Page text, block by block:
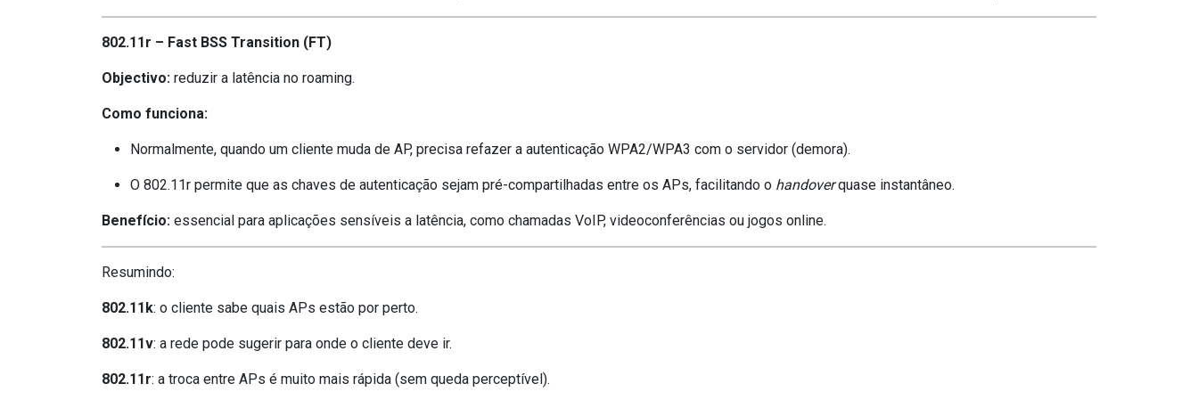
802.11r – Fast BSS Transition (FT)
Objectivo: reduzir a latência no roaming.
Como funciona:
Normalmente, quando um cliente muda de AP, precisa refazer a autenticação WPA2/WPA3 com o servidor (demora).
O 802.11r permite que as chaves de autenticação sejam pré-compartilhadas entre os APs, facilitando o handoverquase instantâneo.
Benefício: essencial para aplicações sensíveis a latência, como chamadas VoIP, videoconferências ou jogos online.
Resumindo:
802.11k: o cliente sabe quais APs estão por perto.
802.11v: a rede pode sugerir para onde o cliente deve ir.
802.11r: a troca entre APs é muito mais rápida (sem queda perceptível).